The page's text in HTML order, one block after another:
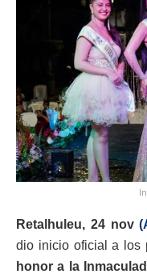
Retalhuleu, 24 nov
dio inicio oficial a los
honor a la